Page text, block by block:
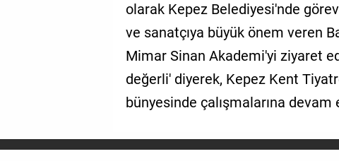
olarak Kepez Belediyesi'nde
ve sanatçıya büyük önem veren
Mimar Sinan Akademi'yi ziyaret
değerli' diyerek, Kepez Kent
bünyesinde çalışmalarına